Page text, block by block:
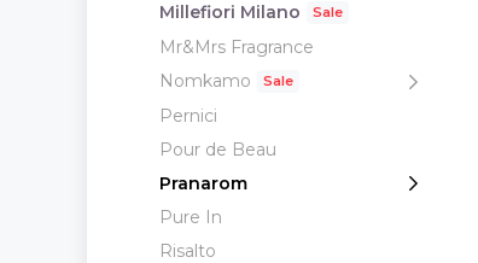
Millefiori Milano
Mr&Mrs Fragrance
Nomkamo
Pernici
Pour de Beau
Pranarom
Pure In
Risalto